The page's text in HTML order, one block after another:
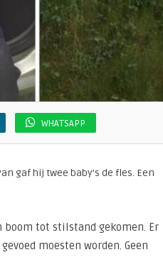
WHATSAPP
gaf hij twee baby’s de fles. Een
boom tot stilstand gekomen. Er
moesten worden. Geen